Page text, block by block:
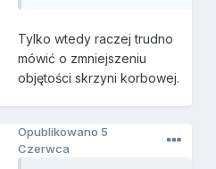
Tylko wtedy raczej trudno
mówić o zmniejszeniu
objętości skrzyni korbowej.
Opublikowano 5
Czerwca